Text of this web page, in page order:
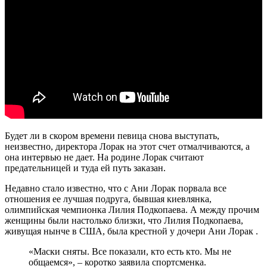
Будет ли в скором времени певица снова выступать,
неизвестно, директора Лорак на этот счет отмалчиваются, а
она интервью не дает. На родине Лорак считают
предательницей и туда ей путь заказан.
Недавно стало известно, что с Ани Лорак порвала все
отношения ее лучшая подруга, бывшая киевлянка,
олимпийская чемпионка Лилия Подкопаева. А между прочим
женщины были настолько близки, что Лилия Подкопаева,
живущая нынче в США, была крестной у дочери Ани Лорак .
«Маски сняты. Все показали, кто есть кто. Мы не
общаемся», – коротко заявила спортсменка.